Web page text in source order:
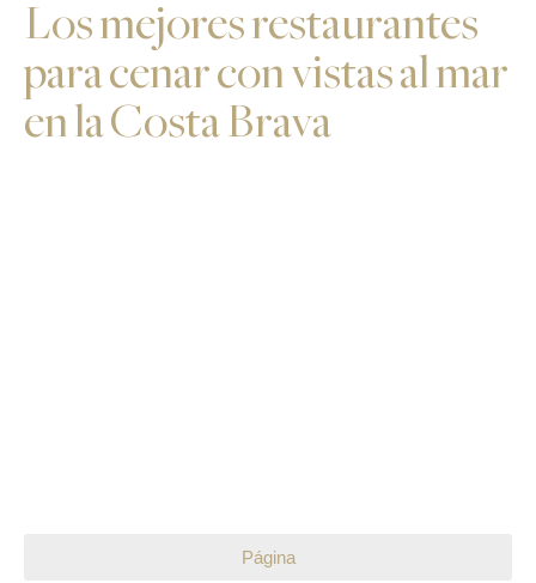
Los mejores restaurantes
para cenar con vistas al mar
en la Costa Brava
Página